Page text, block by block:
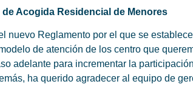
Acogida Residencial de Menores
nuevo Reglamento por el que se
de atención de los centro que
adelante para incrementar la
ha querido agradecer al equipo de